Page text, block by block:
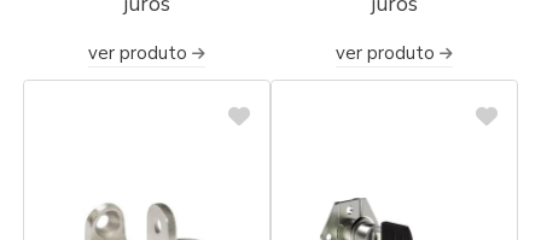
ver produto ver produto